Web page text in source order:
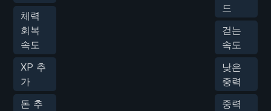
체력
회복
속도
XP 추
가
돈 추
드
걷는
속도
낮은
중력
중력